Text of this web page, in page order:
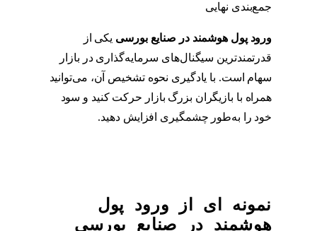
جمع‌بندی نهایی
ورود پول هوشمند در صنایع بورسی یکی از
قدرتمندترین سیگنال‌های سرمایه‌گذاری در بازار
سهام است. با یادگیری نحوه تشخیص آن، می‌توانید
همراه با بازیگران بزرگ بازار حرکت کنید و سود
خود را به‌طور چشمگیری افزایش دهید.
نمونه ای از ورود پول
هوشمند در صنایع بورسی